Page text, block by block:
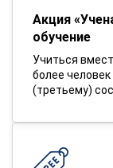
Акция
обучение
Учиться
более
(третьему)